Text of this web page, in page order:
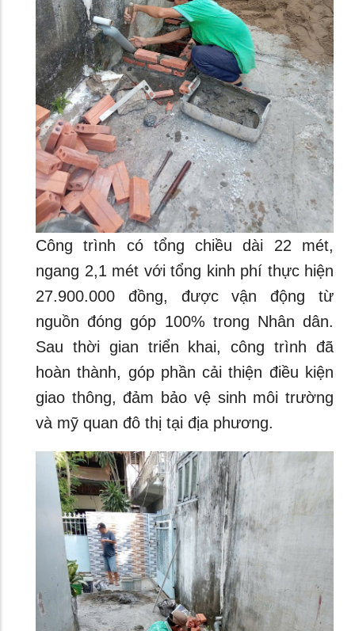
Công trình có tổng chiều dài 22 mét,
ngang 2,1 mét với tổng kinh phí thực hiện
27.900.000 đồng, được vận động từ
nguồn đóng góp 100% trong Nhân dân.
Sau thời gian triển khai, công trình đã
hoàn thành, góp phần cải thiện điều kiện
giao thông, đảm bảo vệ sinh môi trường
và mỹ quan đô thị tại địa phương.